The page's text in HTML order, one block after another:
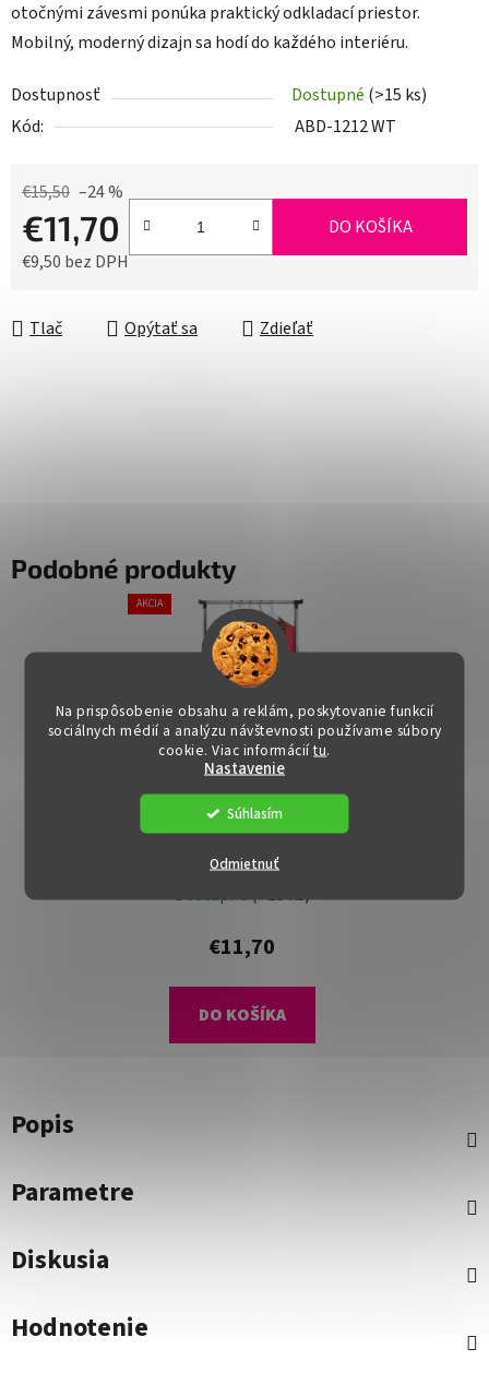
Na prispôsobenie obsahu a reklám, poskytovanie funkcií
sociálnych médií a analýzu návštevnosti používame súbory
cookie. Viac informáciítu.
Nastavenie
Odmietnuť
Súhlasím
otočnými závesmi ponúka praktický odkladací priestor.
Mobilný, moderný dizajn sa hodí do každého interiéru.
Dostupnosť Dostupné (>15 ks)
Kód:
ABD-1212 WT
€15,50 –24 %
€11,70
€9,50 bez DPH
DO KOŠÍKA
Tlač Opýtať sa Zdieľať
Podobné produkty
AKCIA
Čierny
Dostupné(>15 ks)
€11,70
DO KOŠÍKA
Popis
Parametre
Diskusia
Hodnotenie